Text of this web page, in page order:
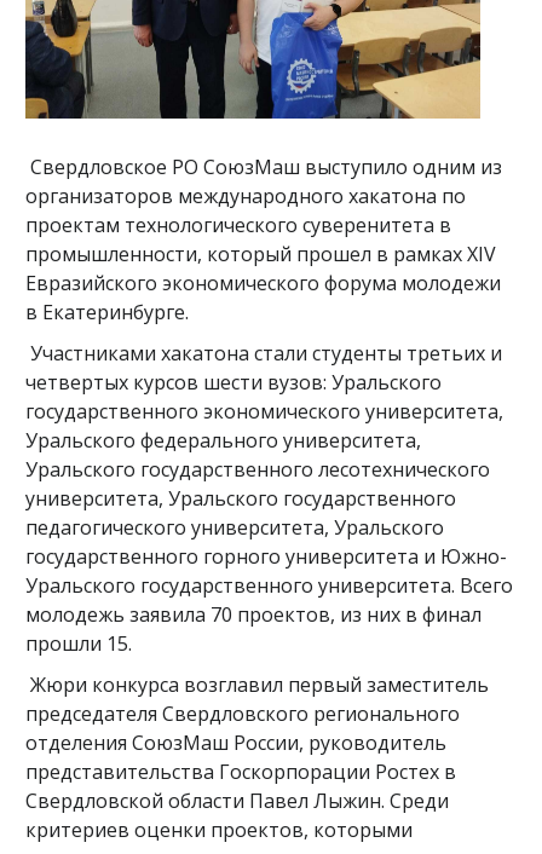
Свердловское РО СоюзМаш выступило одним из
организаторов международного хакатона по
проектам технологического суверенитета в
промышленности, который прошел в рамках XIV
Евразийского экономического форума молодежи
в Екатеринбурге.
Участниками хакатона стали студенты третьих и
четвертых курсов шести вузов: Уральского
государственного экономического университета,
Уральского федерального университета,
Уральского государственного лесотехнического
университета, Уральского государственного
педагогического университета, Уральского
государственного горного университета и Южно-
Уральского государственного университета. Всего
молодежь заявила 70 проектов, из них в финал
прошли 15.
Жюри конкурса возглавил первый заместитель
председателя Свердловского регионального
отделения СоюзМаш России, руководитель
представительства Госкорпорации Ростех в
Свердловской области Павел Лыжин. Среди
критериев оценки проектов, которыми